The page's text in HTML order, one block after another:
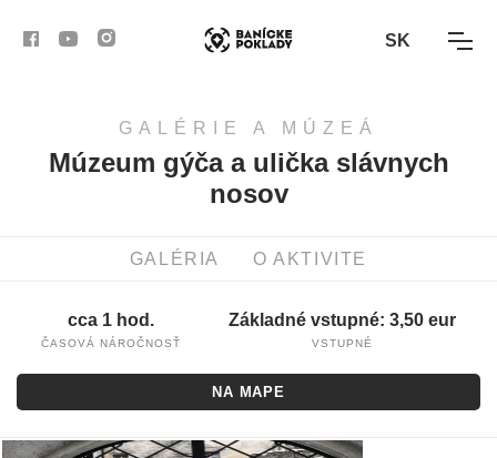
SK
TRASY
ČLÁNKY
BANSKÁ BYSTRICA
GALÉRIE A MÚZEÁ
Múzeum gýča a ulička slávnych
nosov
GALÉRIA O AKTIVITE
cca 1 hod.
ČASOVÁ NÁROČNOSŤ
Základné vstupné: 3,50 eur
VSTUPNÉ
NA MAPE